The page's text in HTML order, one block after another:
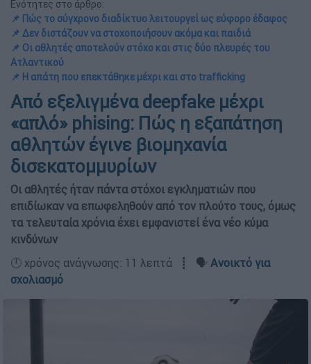
Ενότητες στο άρθρο:
📌 Πώς το σύγχρονο διαδίκτυο λειτουργεί ως εύφορο έδαφος
📌 Δεν διστάζουν να στοχοποιήσουν ακόμα και παιδιά
📌 Οι αθλητές αποτελούν στόχο και στις δύο πλευρές του
Ατλαντικού
📌 Η απάτη που επεκτάθηκε μέχρι και στο trafficking
Από εξελιγμένα deepfake μέχρι
«απλό» phising: Πώς η εξαπάτηση
αθλητών έγινε βιομηχανία
δισεκατομμυρίων
Οι αθλητές ήταν πάντα στόχοι εγκληματιών που
επιδίωκαν να επωφεληθούν από τον πλούτο τους, όμως
τα τελευταία χρόνια έχει εμφανιστεί ένα νέο κύμα
κινδύνων
🕛 χρόνος ανάγνωσης: 11 λεπτά ┋ 🗣️ Ανοικτό για
σχολιασμό